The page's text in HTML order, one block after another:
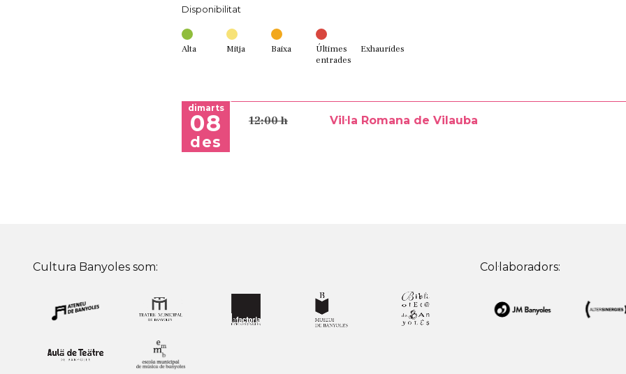
Disponibilitat
Alta Mitja Baixa
Últimes
entrades
Exhaurides
dimarts
08
des
12:00 h Vil·la Romana de Vilauba
Cultura Banyoles som: Col·laboradors: